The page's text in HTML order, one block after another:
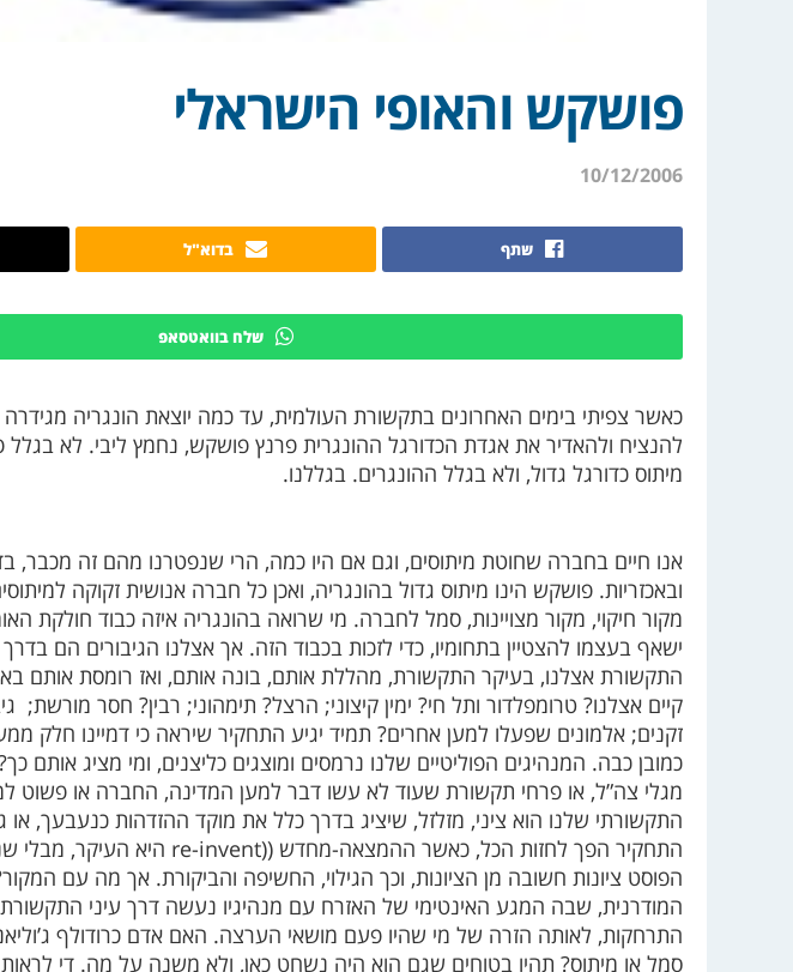
פושקש והאופי הישראלי
10/12/2006
שתף בדוא"ל
שלח בוואטסאפ
כאשר צפיתי בימים האחרונים בתקשורת העולמית, עד כמה יוצאת הונגריה מגידרה
להנציח ולהאדיר את אגדת הכדורגל ההונגרית פרנץ פושקש, נחמץ ליבי. לא
מיתוס כדורגל גדול, ולא בגלל ההונגרים. בגללנו.
אנו חיים בחברה שחוטת מיתוסים, וגם אם היו כמה, הרי שנפטרנו מהם זה מכבר,
ובאכזריות. פושקש הינו מיתוס גדול בהונגריה, ואכן כל חברה אנושית זקוקה
מקור חיקוי, מקור מצויינות, סמל לחברה. מי שרואה בהונגריה איזה כבוד חולקת
ישאף בעצמו להצטיין בתחומיו, כדי לזכות בכבוד הזה. אך אצלנו הגיבורים הם
התקשורת אצלנו, בעיקר התקשורת, מהללת אותם, בונה אותם, ואז רומסת אותם
קיים אצלנו? טרומפלדור ותל חי? ימין קיצוני; הרצל? תימהוני; רבין? חסר מורשת;
זקנים; אלמונים שפעלו למען אחרים? תמיד יגיע התחקיר שיראה כי דמיינו חלק
כמובן כבה. המנהיגים הפוליטיים שלנו נרמסים ומוצגים כליצנים, ומי מציג אותם
מגלי צה”ל, או פרחי תקשורת שעוד לא עשו דבר למען המדינה, החברה או פשוט
התקשורתי שלנו הוא ציני, מזלזל, שיציג בדרך כלל את מוקד ההזדהות כנעבעך, או
התחקיר הפך לחזות הכל, כאשר ההמצאה-מחדש ((re-invent
היא העיקר, מבלי
הפוסט ציונות חשובה מן הציונות, וכך הגילוי, החשיפה והביקורת. אך מה עם
המודרנית, שבה המגע האינטימי של האזרח עם מנהיגיו נעשה דרך עיני
התרחקות, לאותה הזרה של מי שהיו פעם מושאי הערצה. האם אדם כרודולף
סמל או מיתוס? תהיו בטוחים שגם הוא היה נשחט כאן, ולא משנה על מה. די